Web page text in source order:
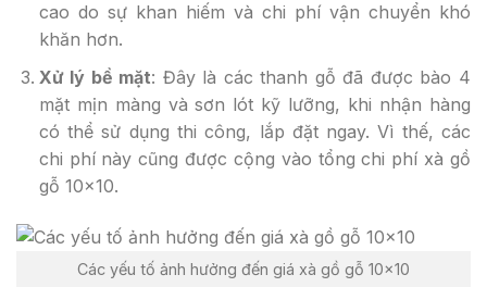
cao do sự khan hiếm và chi phí vận chuyển khó
khăn hơn.
Xử lý bề mặt: Đây là các thanh gỗ đã được bào 4
mặt mịn màng và sơn lót kỹ lưỡng, khi nhận hàng
có thể sử dụng thi công, lắp đặt ngay. Vì thế, các
chi phí này cũng được cộng vào tổng chi phí xà gồ
gỗ 10×10.
Các yếu tố ảnh hưởng đến giá xà gồ gỗ 10×10